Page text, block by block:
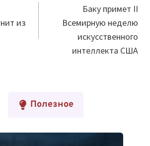
из
Баку примет II
Всемирную неделю
искусственного
интеллекта США
Полезное